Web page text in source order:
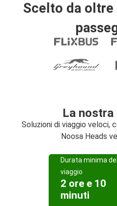
Scelto da oltre
La
Soluzioni di viaggio veloci,
Noosa Heads
Durata minima del
viaggio
2 ore e 10
minuti